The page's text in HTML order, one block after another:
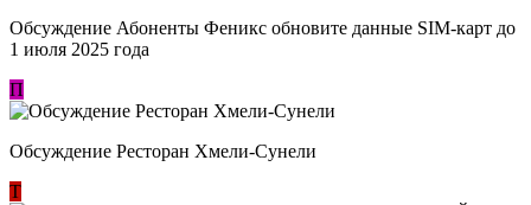
Обсуждение Абоненты Феникс обновите данные SIM-карт до
1 июля 2025 года
П
Обсуждение Ресторан Хмели-Сунели
Т